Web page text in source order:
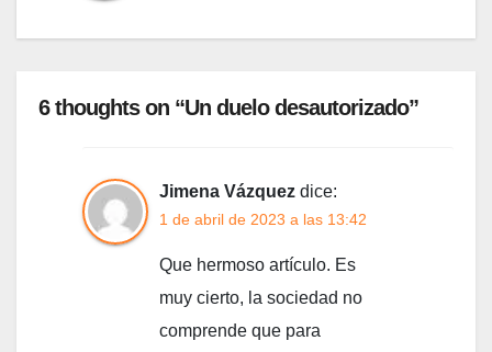
6 thoughts on “Un duelo desautorizado”
Jimena Vázquez dice:
1 de abril de 2023 a las 13:42
Que hermoso artículo. Es
muy cierto, la sociedad no
comprende que para